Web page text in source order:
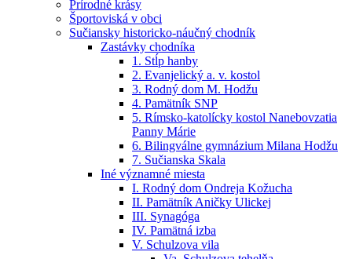
Prírodné krásy
Športoviská v obci
Sučiansky historicko-náučný chodník
Zastávky chodníka
1. Stĺp hanby
2. Evanjelický a. v. kostol
3. Rodný dom M. Hodžu
4. Pamätník SNP
5. Rímsko-katolícky kostol Nanebovzatia
Panny Márie
6. Bilingválne gymnázium Milana Hodžu
7. Sučianska Skala
Iné významné miesta
I. Rodný dom Ondreja Kožucha
II. Pamätník Aničky Ulickej
III. Synagóga
IV. Pamätná izba
V. Schulzova vila